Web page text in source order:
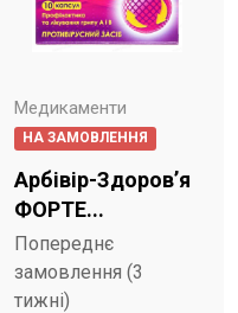
Медикаменти
НА ЗАМОВЛЕННЯ
Арбівір-Здоров’я
ФОРТЕ...
Попереднє
замовлення (3
тижні)